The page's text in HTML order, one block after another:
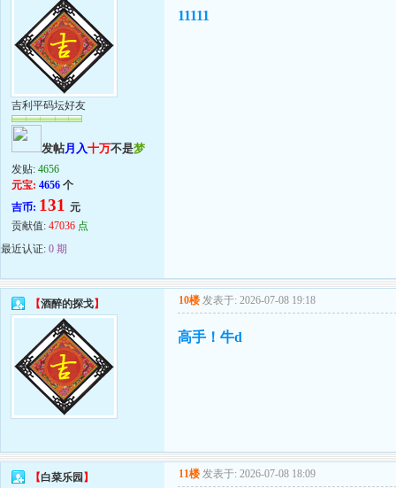
吉利平码坛好友
发帖月入十万不是梦
发贴: 4656
元宝: 4656 个
吉币: 131 元
贡献值: 47036 点
最近认证: 0 期
11111
【酒醉的探戈】 10楼 发表于: 2026-07-08 19:18
高手！牛d
【白菜乐园 】 11楼 发表于: 2026-07-08 18:09